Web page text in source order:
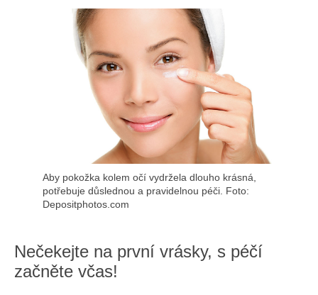
Aby pokožka kolem očí vydržela dlouho krásná,
potřebuje důslednou a pravidelnou péči. Foto:
Depositphotos.com
Nečekejte na první vrásky, s péčí
začněte včas!
HLEDAT
o
p
o